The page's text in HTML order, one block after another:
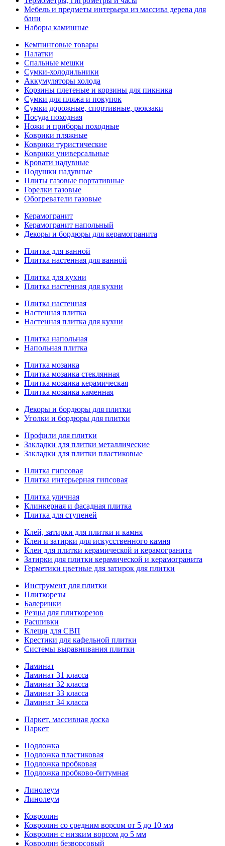
Мебель и предметы интерьера из массива дерева для
бани
Наборы каминные
Кемпинговые товары
Палатки
Спальные мешки
Сумки-холодильники
Аккумуляторы холода
Корзины плетеные и корзины для пикника
Сумки для пляжа и покупок
Сумки дорожные, спортивные, рюкзаки
Посуда походная
Ножи и приборы походные
Коврики пляжные
Коврики туристические
Коврики универсальные
Кровати надувные
Подушки надувные
Плиты газовые портативные
Горелки газовые
Обогреватели газовые
Керамогранит
Керамогранит напольный
Декоры и бордюры для керамогранита
Плитка для ванной
Плитка настенная для ванной
Плитка для кухни
Плитка настенная для кухни
Плитка настенная
Настенная плитка
Настенная плитка для кухни
Плитка напольная
Напольная плитка
Плитка мозаика
Плитка мозаика стеклянная
Плитка мозаика керамическая
Плитка мозаика каменная
Декоры и бордюры для плитки
Уголки и бордюры для плитки
Профили для плитки
Закладки для плитки металлические
Закладки для плитки пластиковые
Плитка гипсовая
Плитка интерьерная гипсовая
Плитка уличная
Клинкерная и фасадная плитка
Плитка для ступеней
Клей, затирки для плитки и камня
Клеи и затирки для искусственного камня
Клеи для плитки керамической и керамогранита
Затирки для плитки керамической и керамогранита
Герметики цветные для затирок для плитки
Инструмент для плитки
Плиткорезы
Балеринки
Резцы для плиткорезов
Расшивки
Клещи для СВП
Крестики для кафельной плитки
Системы выравнивания плитки
Ламинат
Ламинат 31 класса
Ламинат 32 класса
Ламинат 33 класса
Ламинат 34 класса
Паркет, массивная доска
Паркет
Подложка
Подложка пластиковая
Подложка пробковая
Подложка пробково-битумная
Линолеум
Линолеум
Ковролин
Ковролин со средним ворсом от 5 до 10 мм
Ковролин с низким ворсом до 5 мм
Ковролин безворсовый